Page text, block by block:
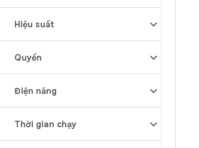
Hiệu suất
Quyền
Điện năng
Thời gian chạy